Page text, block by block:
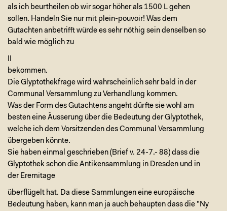
als ich beurtheilen ob wir sogar höher als 1500 L gehen
sollen. Handeln Sie nur mit plein-pouvoir! Was dem
Gutachten anbetrifft würde es sehr nöthig sein denselben so
bald wie möglich zu
II
bekommen.
Die Glyptothekfrage wird wahrscheinlich sehr bald in der
Communal Versammlung zu Verhandlung kommen.
Was der Form des Gutachtens angeht dürfte sie wohl am
besten eine Äusserung über die Bedeutung der Glyptothek,
welche ich dem Vorsitzenden des Communal Versammlung
übergeben könnte.
Sie haben einmal geschrieben (Brief v. 24-7.- 88) dass die
Glyptothek schon die Antikensammlung in Dresden und in
der Eremitage
überflügelt hat. Da diese Sammlungen eine europäische
Bedeutung haben, kann man ja auch behaupten dass die "Ny